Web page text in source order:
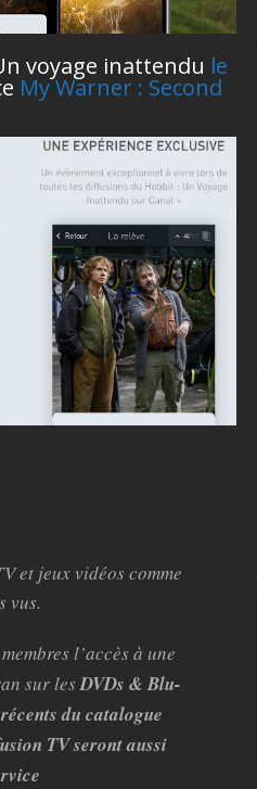
voyage inattendu le
My Warner : Second
et jeux vidéos comme
vus.
l’accès à une
sur lesDVDs & Blu-
du catalogue
TV seront aussi